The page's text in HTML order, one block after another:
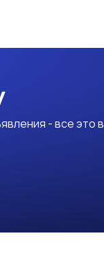
- все это в